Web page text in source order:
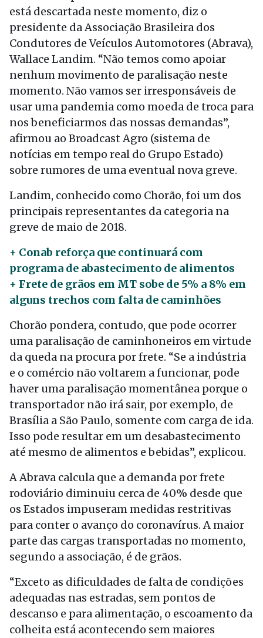
está descartada neste momento, diz o
presidente da Associação Brasileira dos
Condutores de Veículos Automotores (Abrava),
Wallace Landim. “Não temos como apoiar
nenhum movimento de paralisação neste
momento. Não vamos ser irresponsáveis de
usar uma pandemia como moeda de troca para
nos beneficiarmos das nossas demandas”,
afirmou ao Broadcast Agro (sistema de
notícias em tempo real do Grupo Estado)
sobre rumores de uma eventual nova greve.
Landim, conhecido como Chorão, foi um dos
principais representantes da categoria na
greve de maio de 2018.
+ Conab reforça que continuará com
programa de abastecimento de alimentos
+ Frete de grãos em MT sobe de 5% a 8% em
alguns trechos com falta de caminhões
Chorão pondera, contudo, que pode ocorrer
uma paralisação de caminhoneiros em virtude
da queda na procura por frete. “Se a indústria
e o comércio não voltarem a funcionar, pode
haver uma paralisação momentânea porque o
transportador não irá sair, por exemplo, de
Brasília a São Paulo, somente com carga de ida.
Isso pode resultar em um desabastecimento
até mesmo de alimentos e bebidas”, explicou.
A Abrava calcula que a demanda por frete
rodoviário diminuiu cerca de 40% desde que
os Estados impuseram medidas restritivas
para conter o avanço do coronavírus. A maior
parte das cargas transportadas no momento,
segundo a associação, é de grãos.
“Exceto as dificuldades de falta de condições
adequadas nas estradas, sem pontos de
descanso e para alimentação, o escoamento da
colheita está acontecendo sem maiores